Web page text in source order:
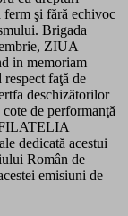
şi fără echivoc
Brigada
ZIUA
in memoriam
faţă de
deschizătorilor
de performanţă
dedicată acestui
Român de
emisiuni de